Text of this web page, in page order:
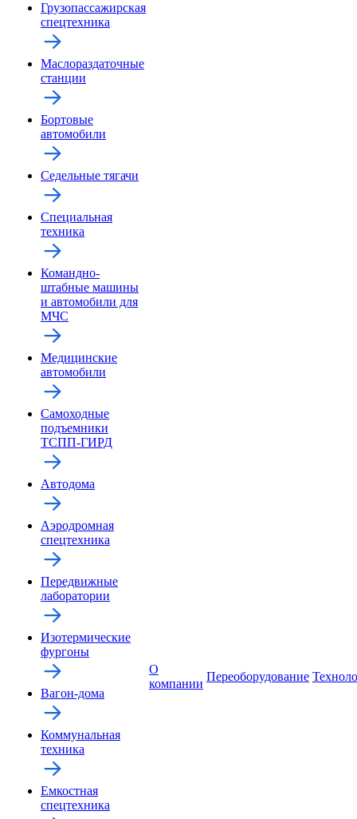
Грузопассажирская
спецтехника
Маслораздаточные
станции
Бортовые
автомобили
Седельные тягачи
Специальная
техника
Командно-
штабные машины
и автомобили для
МЧС
Медицинские
автомобили
Самоходные
подъемники
ТСПП-ГИРД
Автодома
Аэродромная
спецтехника
Передвижные
лаборатории
Изотермические
фургоны
Вагон-дома
Коммунальная
техника
Емкостная
спецтехника
О
компании
Переоборудование